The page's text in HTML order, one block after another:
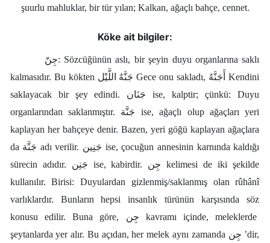
şuurlu mahluklar, bir tür yılan; Kalkan, ağaçlı bahçe, cennet.
Köke ait bilgiler:
جِنّ: Sözcüğünün aslı, bir şeyin duyu organlarına saklı
kalmasıdır. Bu kökten جَنَّهُ اللَّيْل Gece onu sakladı, أَجَنَّهُ Kendini
saklayacak bir şey edindi. جَنَان ise, kalptir; çünkü: Duyu
organlarından saklanmıştır. جَنَّة ise, ağaçlı olup ağaçları yeri
kaplayan her bahçeye denir. Bazen, yeri göğü kaplayan ağaçlara
da جَنَّة adı verilir. جَنِين ise, çocuğun annesinin karnında kaldığı
sürecin adıdır. جَنِن ise, kabirdir. جِن kelimesi de iki şekilde
kullanılır. Birisi: Duyulardan gizlenmiş/saklanmış olan rûhânî
varlıklardır. Bunların hepsi insanlık türünün karşısında söz
konusu edilir. Buna göre, جِن kavramı içinde, meleklerde
şeytanlarda yer alır. Bu açıdan, her melek aynı zamanda جِن ’dir,